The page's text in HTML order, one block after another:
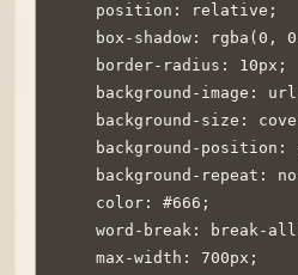
    position: relative;
box-shadow: rgba(0,
    border-radius: 10px;
background-image:
background-size:
background-position:
background-repeat:
    color: #666;
word-break: break-
    max-width: 700px;